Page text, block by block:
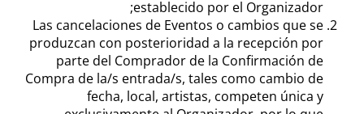
establecido por el Organizador;
Las cancelaciones de Eventos o cambios que se
produzcan con posterioridad a la recepción por
parte del Comprador de la Confirmación de
Compra de la/s entrada/s, tales como cambio de
fecha, local, artistas, competen única y